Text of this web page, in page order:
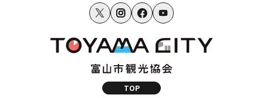
TOP